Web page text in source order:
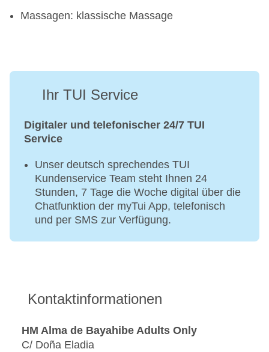
Massagen: klassische Massage
Ihr TUI Service
Digitaler und telefonischer 24/7 TUI
Service
Unser deutsch sprechendes TUI
Kundenservice Team steht Ihnen 24
Stunden, 7 Tage die Woche digital über die
Chatfunktion der myTui App, telefonisch
und per SMS zur Verfügung.
Kontaktinformationen
HM Alma de Bayahibe Adults Only
C/ Doña Eladia